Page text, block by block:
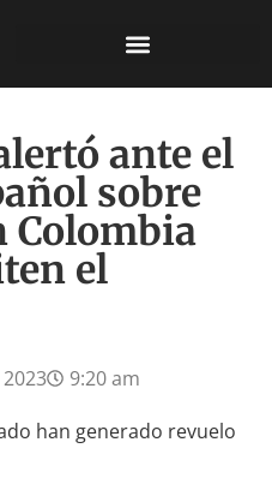
ante el
sobre
Colombia
el
9:20 am
han generado revuelo